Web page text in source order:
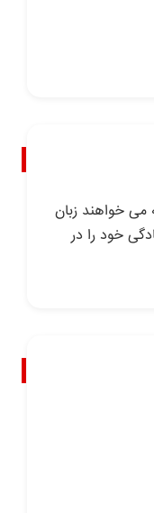
خواهند زبان
خود را در